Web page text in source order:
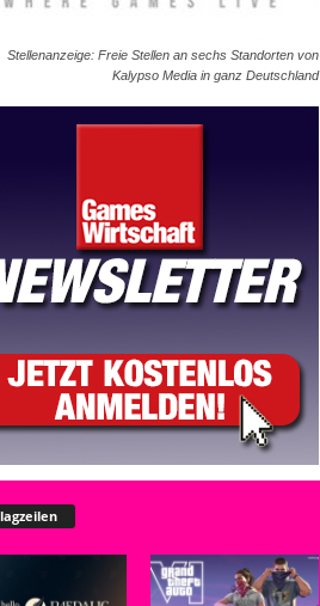
Stellenanzeige: Freie Stellen an sechs Standorten von
Kalypso Media in ganz Deutschland